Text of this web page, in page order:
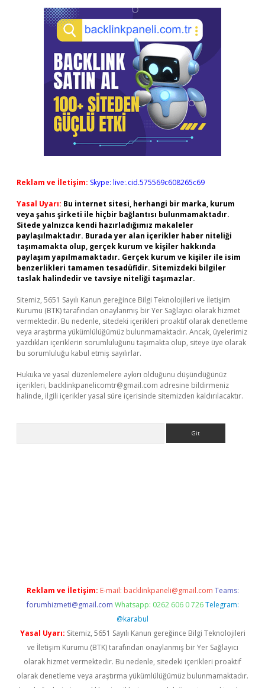
Reklam ve İletişim: Skype: live:.cid.575569c608265c69
Yasal Uyarı: Bu internet sitesi, herhangi bir marka, kurum
veya şahıs şirketi ile hiçbir bağlantısı bulunmamaktadır.
Sitede yalnızca kendi hazırladığımız makaleler
paylaşılmaktadır. Burada yer alan içerikler haber niteliği
taşımamakta olup, gerçek kurum ve kişiler hakkında
paylaşım yapılmamaktadır. Gerçek kurum ve kişiler ile isim
benzerlikleri tamamen tesadüfidir. Sitemizdeki bilgiler
taslak halindedir ve tavsiye niteliği taşımazlar.
Sitemiz, 5651 Sayılı Kanun gereğince Bilgi Teknolojileri ve İletişim
Kurumu (BTK) tarafından onaylanmış bir Yer Sağlayıcı olarak hizmet
vermektedir. Bu nedenle, sitedeki içerikleri proaktif olarak denetleme
veya araştırma yükümlülüğümüz bulunmamaktadır. Ancak, üyelerimiz
yazdıkları içeriklerin sorumluluğunu taşımakta olup, siteye üye olarak
bu sorumluluğu kabul etmiş sayılırlar.
Hukuka ve yasal düzenlemelere aykırı olduğunu düşündüğünüz
içerikleri, backlinkpanelicomtr@gmail.com adresine bildirmeniz
halinde, ilgili içerikler yasal süre içerisinde sitemizden kaldırılacaktır.
Reklam ve İletişim: E-mail: backlinkpaneli@gmail.com Teams:
forumhizmeti@gmail.com Whatsapp: 0262 606 0 726 Telegram:
@karabul
Yasal Uyarı: Sitemiz, 5651 Sayılı Kanun gereğince Bilgi Teknolojileri
ve İletişim Kurumu (BTK) tarafından onaylanmış bir Yer Sağlayıcı
olarak hizmet vermektedir. Bu nedenle, sitedeki içerikleri proaktif
olarak denetleme veya araştırma yükümlülüğümüz bulunmamaktadır.